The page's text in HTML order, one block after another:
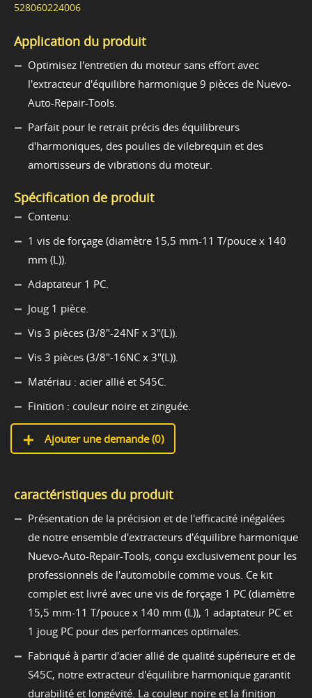
528060224006
Application du produit
Optimisez l'entretien du moteur sans effort avec
l'extracteur d'équilibre harmonique 9 pièces de Nuevo-
Auto-Repair-Tools.
Parfait pour le retrait précis des équilibreurs
d'harmoniques, des poulies de vilebrequin et des
amortisseurs de vibrations du moteur.
Spécification de produit
Contenu:
1 vis de forçage (diamètre 15,5 mm-11 T/pouce x 140
mm (L)).
Adaptateur 1 PC.
Joug 1 pièce.
Vis 3 pièces (3/8"-24NF x 3"(L)).
Vis 3 pièces (3/8"-16NC x 3"(L)).
Matériau : acier allié et S45C.
Finition : couleur noire et zinguée.
Ajouter une demande (0)
caractéristiques du produit
Présentation de la précision et de l'efficacité inégalées
de notre ensemble d'extracteurs d'équilibre harmonique
Nuevo-Auto-Repair-Tools, conçu exclusivement pour les
professionnels de l'automobile comme vous. Ce kit
complet est livré avec une vis de forçage 1 PC (diamètre
15,5 mm-11 T/pouce x 140 mm (L)), 1 adaptateur PC et
1 joug PC pour des performances optimales.
Fabriqué à partir d'acier allié de qualité supérieure et de
S45C, notre extracteur d'équilibre harmonique garantit
durabilité et longévité. La couleur noire et la finition